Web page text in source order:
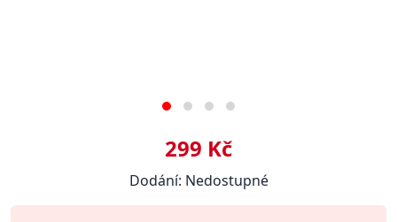
299 Kč
Dodání: Nedostupné